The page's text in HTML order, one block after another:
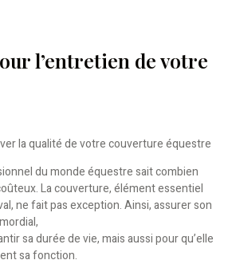
l’entretien de votre
la qualité de votre couverture équestre
du monde équestre sait combien
La couverture, élément essentiel
ne fait pas exception. Ainsi, assurer son
sa durée de vie, mais aussi pour qu’elle
sa fonction.